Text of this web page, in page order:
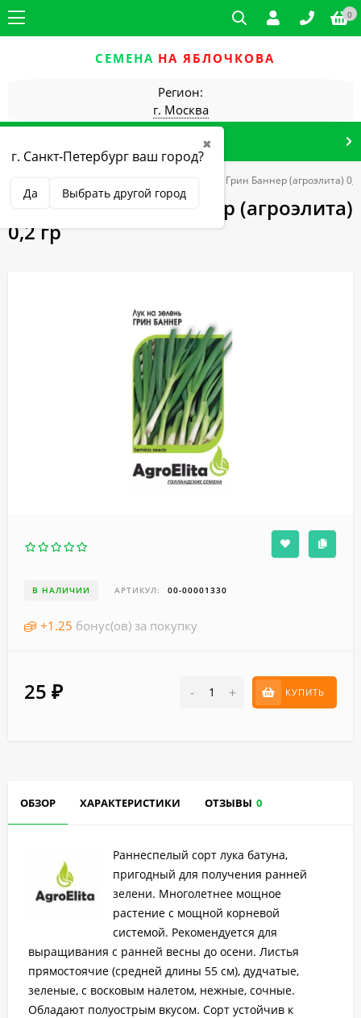
0
СЕМЕНА НА ЯБЛОЧКОВА
Регион:
г. Москва
✖
г. Санкт-Петербург ваш город?
Да Выбрать другой город
магазин Лук батун Грин Баннер (агроэлита)
Лук батун Грин Баннер (агроэлита)
0,2 гр
В НАЛИЧИИ АРТИКУЛ: 00-00001330
+1.25 бонус(ов) за покупку
25 ₽ - + КУПИТЬ
ОБЗОР ХАРАКТЕРИСТИКИ ОТЗЫВЫ 0
Раннеспелый сорт лука батуна,
пригодный для получения ранней
зелени. Многолетнее мощное
растение с мощной корневой
системой. Рекомендуется для
выращивания с ранней весны до осени. Листья
прямостоячие (средней длины 55 см), дудчатые,
зеленые, с восковым налетом, нежные, сочные.
Обладают полуострым вкусом. Сорт устойчив к